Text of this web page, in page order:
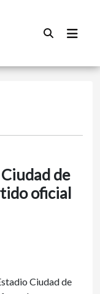
de
oficial
Ciudad de